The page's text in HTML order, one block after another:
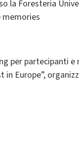
la Foresteria
memories
per partecipanti
Europe”,